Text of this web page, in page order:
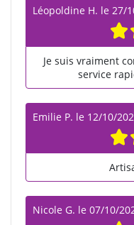
Léopoldine H. le 27/
Je suis vraiment
service
Emilie P. le 12/10/
Nicole G. le 07/10/